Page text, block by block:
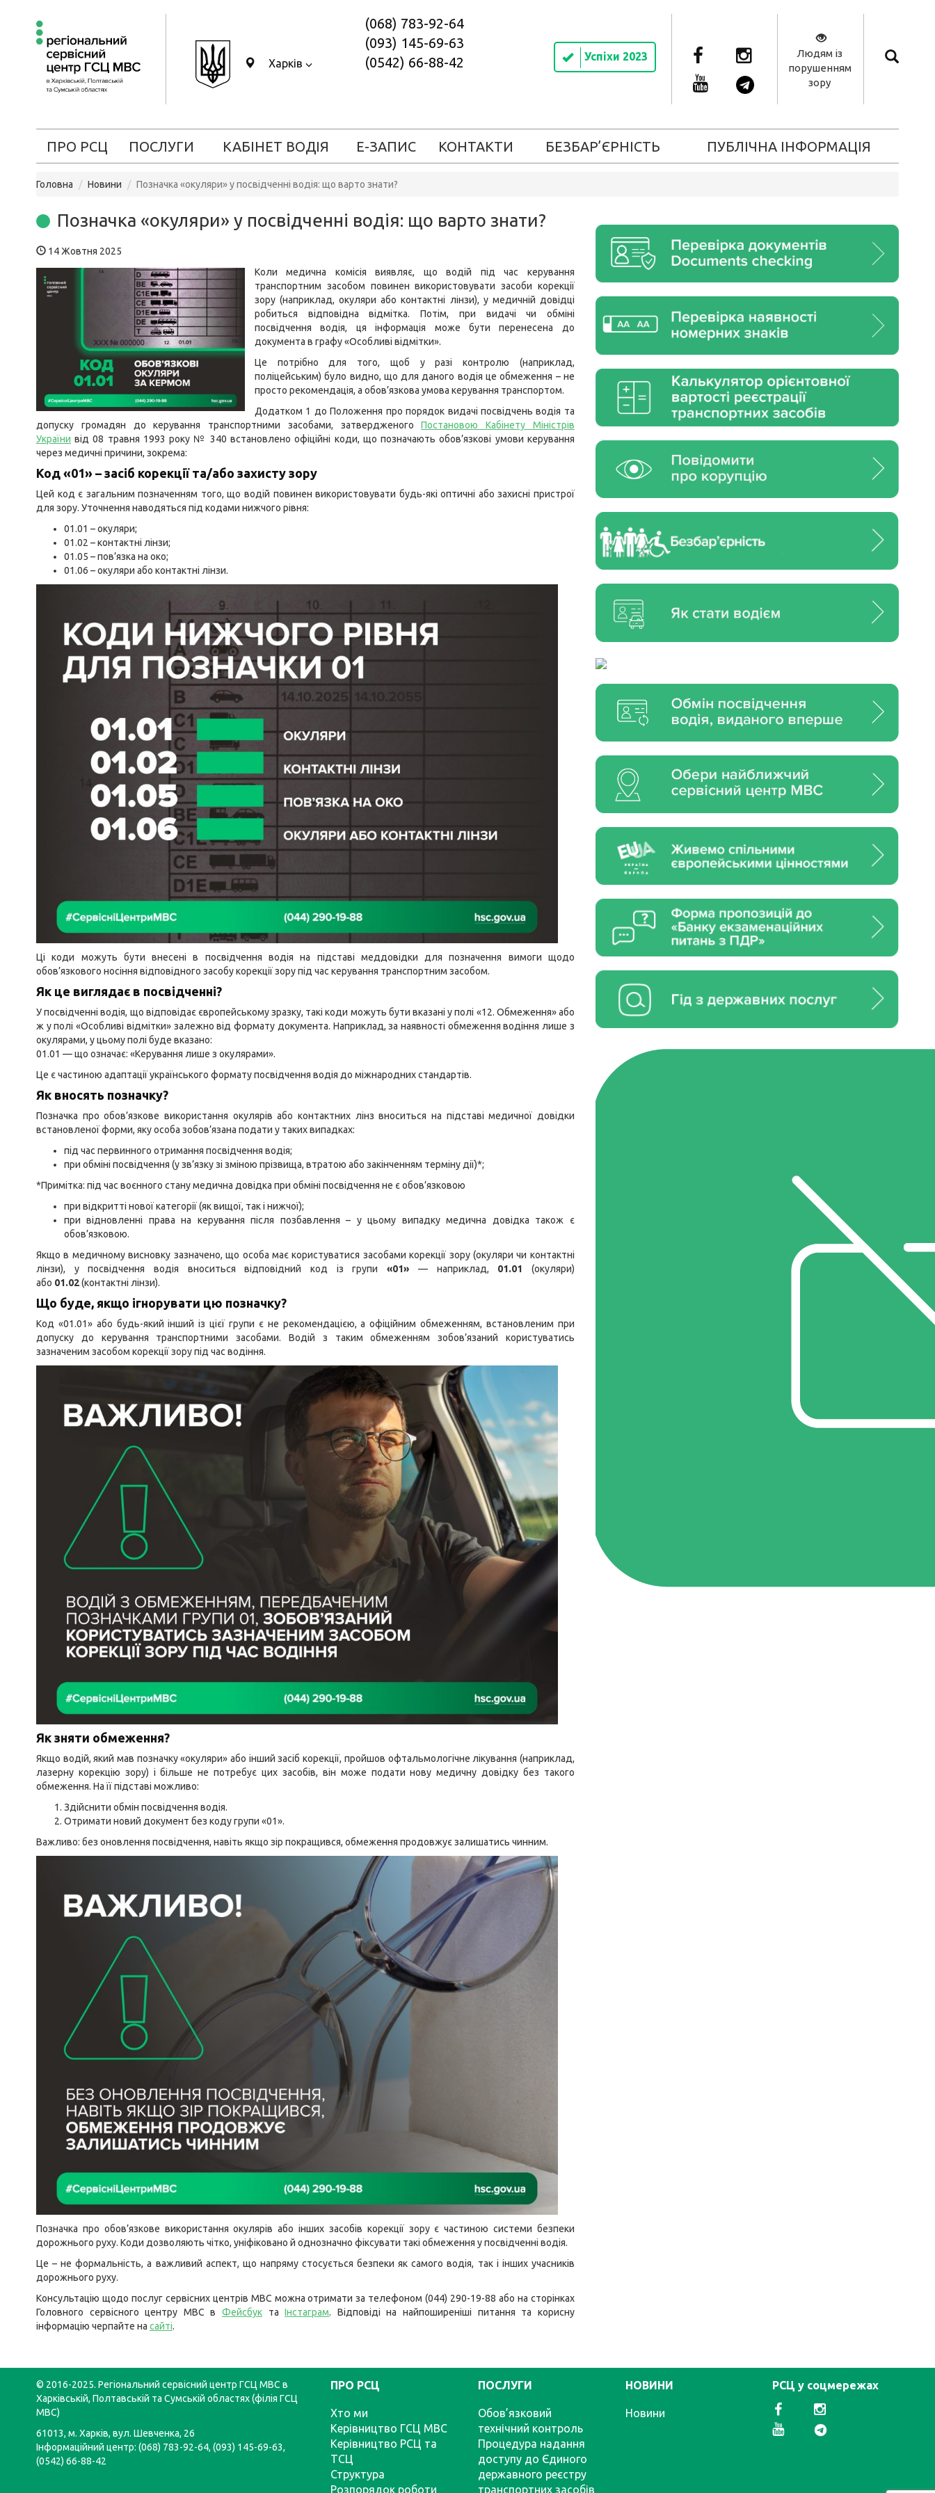
Харків
(068) 783-92-64
(093) 145-69-63
(0542) 66-88-42
Успіхи 2023
Людям із
порушенням
зору
ПРО РСЦ ПОСЛУГИ КАБІНЕТ ВОДІЯ Е-ЗАПИС КОНТАКТИ БЕЗБАР’ЄРНІСТЬ ПУБЛІЧНА ІНФОРМАЦІЯ
Головна Новини Позначка «окуляри» у посвідченні водія: що варто знати?
Позначка «окуляри» у посвідченні водія: що варто знати?
14 Жовтня 2025
Коли медична комісія виявляє, що водій під час керування
транспортним засобом повинен використовувати засоби корекції
зору (наприклад, окуляри або контактні лінзи), у медичній довідці
робиться відповідна відмітка. Потім, при видачі чи обміні
посвідчення водія, ця інформація може бути перенесена до
документа в графу «Особливі відмітки».
Це потрібно для того, щоб у разі контролю (наприклад,
поліцейським) було видно, що для даного водія це обмеження – не
просто рекомендація, а обов’язкова умова керування транспортом.
Додатком 1 до Положення про порядок видачі посвідчень водія та
допуску громадян до керування транспортними засобами, затвердженогоПостановою Кабінету Міністрів
України від 08 травня 1993 року № 340 встановлено офіційні коди, що позначають обов’язкові умови керування
через медичні причини, зокрема:
Код «01» – засіб корекції та/або захисту зору
Цей код є загальним позначенням того, що водій повинен використовувати будь-які оптичні або захисні пристрої
для зору. Уточнення наводяться під кодами нижчого рівня:
01.01 – окуляри;
01.02 – контактні лінзи;
01.05 – пов’язка на око;
01.06 – окуляри або контактні лінзи.
Ці коди можуть бути внесені в посвідчення водія на підставі меддовідки для позначення вимоги щодо
обов’язкового носіння відповідного засобу корекції зору під час керування транспортним засобом.
Як це виглядає в посвідченні?
У посвідченні водія, що відповідає європейському зразку, такі коди можуть бути вказані у полі «12. Обмеження» або
ж у полі «Особливі відмітки» залежно від формату документа. Наприклад, за наявності обмеження водіння лише з
окулярами, у цьому полі буде вказано:
01.01 — що означає: «Керування лише з окулярами».
Це є частиною адаптації українського формату посвідчення водія до міжнародних стандартів.
Як вносять позначку?
Позначка про обов’язкове використання окулярів або контактних лінз вноситься на підставі медичної довідки
встановленої форми, яку особа зобов’язана подати у таких випадках:
під час первинного отримання посвідчення водія;
при обміні посвідчення (у зв’язку зі зміною прізвища, втратою або закінченням терміну дії)*;
*Примітка: під час воєнного стану медична довідка при обміні посвідчення не є обов’язковою
при відкритті нової категорії (як вищої, так і нижчої);
при відновленні права на керування після позбавлення – у цьому випадку медична довідка також є
обов’язковою.
Якщо в медичному висновку зазначено, що особа має користуватися засобами корекції зору (окуляри чи контактні
лінзи), у посвідчення водія вноситься відповідний код із групи«01» — наприклад, 01.01 (окуляри)
або 01.02(контактні лінзи).
Що буде, якщо ігнорувати цю позначку?
Код «01.01» або будь-який інший із цієї групи є не рекомендацією, а офіційним обмеженням, встановленим при
допуску до керування транспортними засобами. Водій з таким обмеженням зобов’язаний користуватись
зазначеним засобом корекції зору під час водіння.
Як зняти обмеження?
Якщо водій, який мав позначку «окуляри» або інший засіб корекції, пройшов офтальмологічне лікування (наприклад,
лазерну корекцію зору) і більше не потребує цих засобів, він може подати нову медичну довідку без такого
обмеження. На її підставі можливо:
Здійснити обмін посвідчення водія.
Отримати новий документ без коду групи «01».
Важливо: без оновлення посвідчення, навіть якщо зір покращився, обмеження продовжує залишатись чинним.
Позначка про обов’язкове використання окулярів або інших засобів корекції зору є частиною системи безпеки
дорожнього руху. Коди дозволяють чітко, уніфіковано й однозначно фіксувати такі обмеження у посвідченні водія.
Це – не формальність, а важливий аспект, що напряму стосується безпеки як самого водія, так і інших учасників
дорожнього руху.
Консультацію щодо послуг сервісних центрів МВС можна отримати за телефоном (044) 290-19-88 або на сторінках
Головного сервісного центру МВС вФейсбук таІнстаграм. Відповіді на найпоширеніші питання та корисну
інформацію черпайте на сайті.
© 2016-2025. Регіональний сервісний центр ГСЦ МВС в
Харківській, Полтавській та Сумській областях (філія ГСЦ
МВС)
61013, м. Харків, вул. Шевченка, 26
Інформаційний центр: (068) 783-92-64, (093) 145-69-63,
(0542) 66-88-42
ПРО РСЦ
Хто ми
Керівництво ГСЦ МВС
Керівництво РСЦ та
ТСЦ
Структура
Розпорядок роботи
ПОСЛУГИ
Обов’язковий
технічний контроль
Процедура надання
доступу до Єдиного
державного реєстру
транспортних засобів
НОВИНИ
Новини
РСЦ у соцмережах